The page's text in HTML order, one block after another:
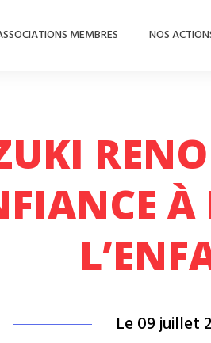
MEMBRES NOS
Le 09 juillet